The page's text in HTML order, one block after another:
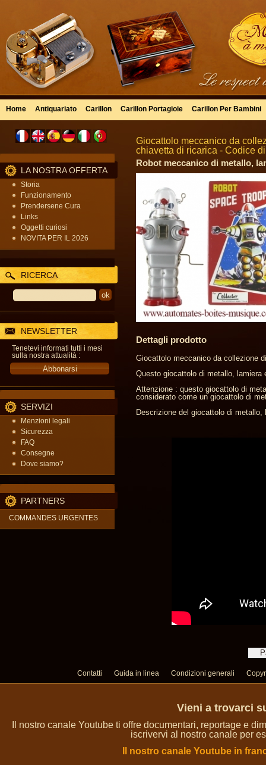
Home Antiquariato Carillon Carillon Portagioie Carillon Per Bambini
LA NOSTRA OFFERTA
Storia
Funzionamento
Prendersene Cura
Links
Oggetti curiosi
NOVITA PER IL 2026
RICERCA
NEWSLETTER
Tenetevi informati tutti i mesi
sulla nostra attualità :
SERVIZI
Menzioni legali
Sicurezza
FAQ
Consegne
Dove siamo?
PARTNERS
COMMANDES URGENTES
Giocattolo meccanico da
chiavetta di ricarica - Codice
Robot meccanico di metallo,
Dettagli prodotto
Giocattolo meccanico da collezione
Questo giocattolo di metallo,
Attenzione : questo giocattolo di
considerato come un giocattolo di
Descrizione del giocattolo di
Contatti Guida in linea Condizioni generali
Vieni a trovarci
Il nostro canale Youtube ti offre documentari, reportage e
iscrivervi al nostro canale per
Il nostro canale Youtube in